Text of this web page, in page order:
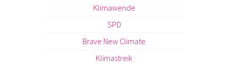
Klimawende
SPD
Brave New Climate
Klimastreik